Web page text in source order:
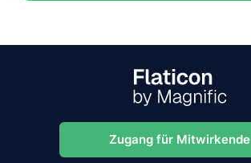
Zugang für Mitwirkende